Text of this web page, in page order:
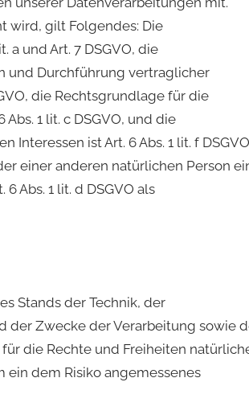
wird, gilt Folgendes: Die
a und Art. 7 DSGVO, die
und Durchführung vertraglicher
die Rechtsgrundlage für die
1 lit. c DSGVO, und die
ist Art. 6 Abs. 1 lit. f
einer anderen natürlichen Person
Abs. 1 lit. d DSGVO als
Stands der Technik, der
der Zwecke der Verarbeitung sowie
die Rechte und Freiheiten
ein dem Risiko angemessenes